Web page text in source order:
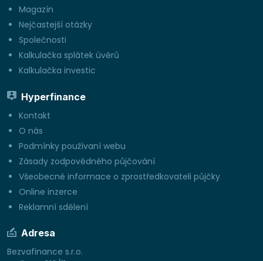
Magazín
Nejčastejší otázky
Společnosti
Kalkulačka splátek úvěrů
Kalkulačka investic
Hyperfinance
Kontakt
O nás
Podmínky používaní webu
Zásady zodpovědného půjčování
Všeobecné informace o zprostředkovateli půjčky
Online inzerce
Reklamní sdělení
Adresa
Bezvafinance s.r.o.